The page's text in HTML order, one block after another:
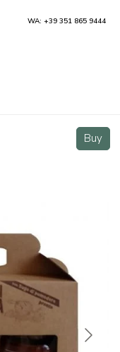
Buy
Buy
WA: +39 351 865 9444